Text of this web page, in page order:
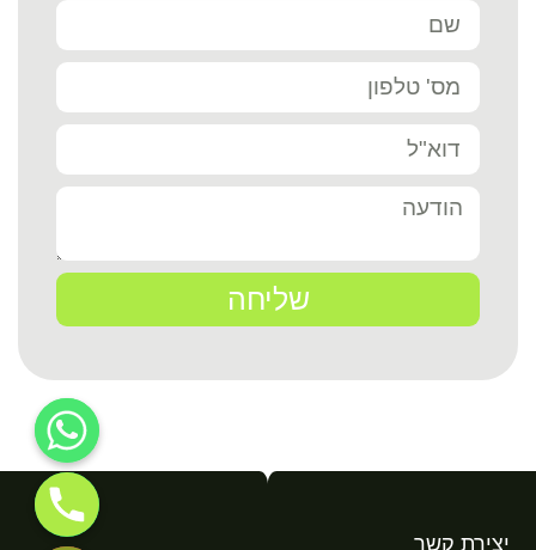
שליחה
יצירת קשר